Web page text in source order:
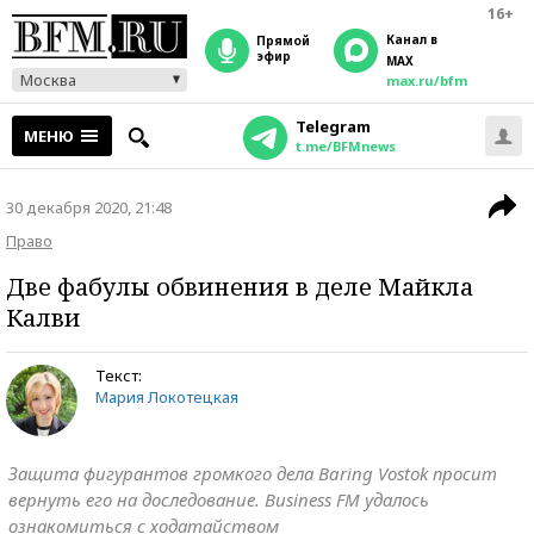
16+
Москва
прямой
эфир
Канал в
MAX
max.ru/bfm
МЕНЮ Telegram
t.me/BFMnews
30 декабря 2020, 21:48
Право
Две фабулы обвинения в деле Майкла
Калви
Текст:
Мария Локотецкая
Защита фигурантов громкого дела Baring Vostok просит
вернуть его на доследование. Business FM удалось
ознакомиться с ходатайством